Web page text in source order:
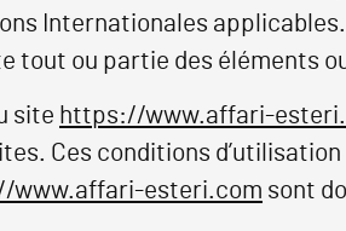
Internationales
tout ou partie des éléments
site https://www.affari-
Ces conditions
www.affari-esteri.com sont